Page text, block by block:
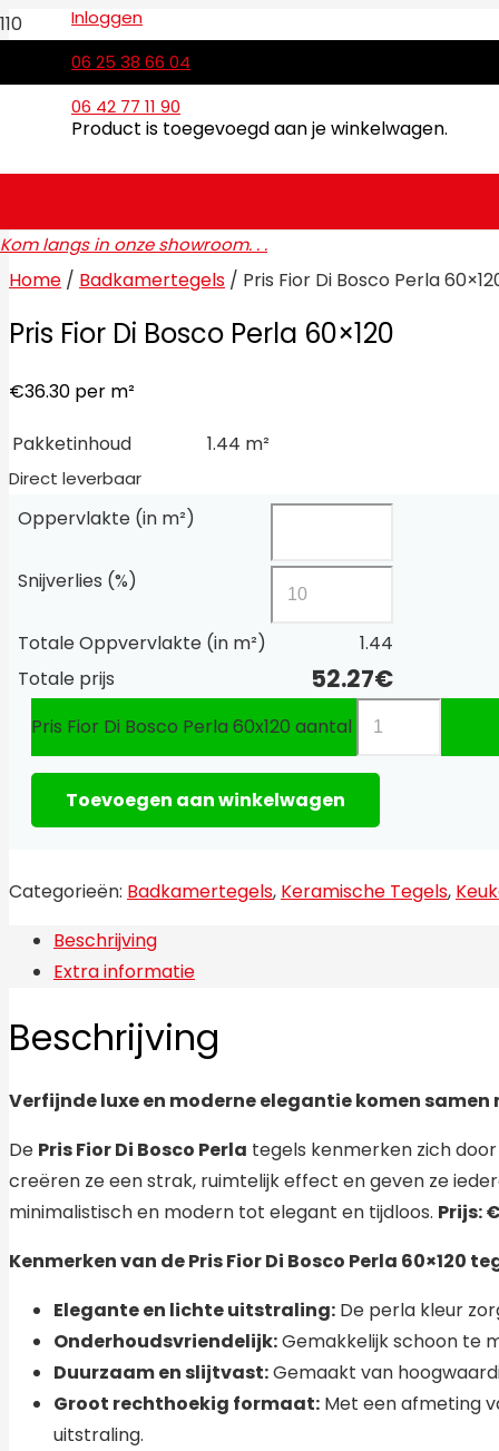
Inloggen
06 25 38 66 04
06 42 77 11 90
Product is toegevoegd aan je winkelwagen.
Kom langs in onze showroom. . .
Home / Badkamertegels / Pris Fior Di Bosco Perla
Pris Fior Di Bosco Perla 60×120
€36.30 per m²
Pakketinhoud 1.44 m²
Direct leverbaar
Oppervlakte (in m²)
Snijverlies (%)
Totale Oppvervlakte (in m²)
1.44
Totale prijs
€
52.27
Pris Fior Di Bosco Perla 60x120 aantal
Toevoegen aan winkelwagen
Categorieën: Badkamertegels, Keramische Tegels,
Beschrijving
Extra informatie
Beschrijving
Verfijnde luxe en moderne elegantie komen samen
De Pris Fior Di Bosco Perla tegels kenmerken zich
creëren ze een strak, ruimtelijk effect en geven ze
minimalistisch en modern tot elegant en tijdloos. Prijs:
Kenmerken van de Pris Fior Di Bosco Perla 60×120
Elegante en lichte uitstraling: De perla kleur
Onderhoudsvriendelijk:Gemakkelijk schoon te
Duurzaam en slijtvast:Gemaakt van
Groot rechthoekig formaat: Met een afmeting
uitstraling.